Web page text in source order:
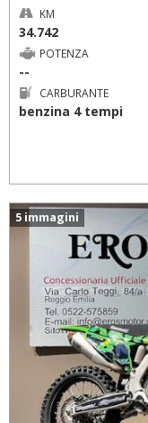
KM
34.742
POTENZA
--
CARBURANTE
benzina 4 tempi
5 immagini